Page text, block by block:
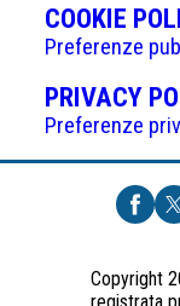
COOKIE
Preferenze
PRIVACY
Preferenze
Copyright